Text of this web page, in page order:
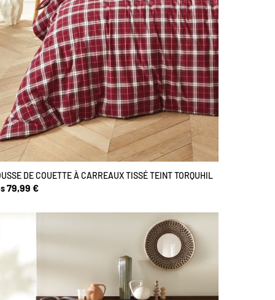
DE COUETTE À CARREAUX TISSÉ TEINT TORQUHIL
79,99 €